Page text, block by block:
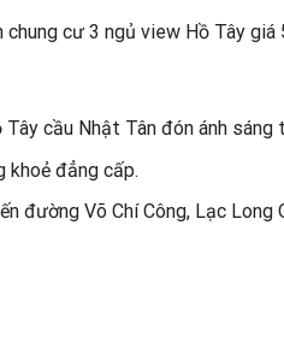
chung cư 3 ngủ view Hồ Tây giá
cầu Nhật Tân đón ánh
khoẻ đẳng cấp.
đường Võ Chí Công, Lạc